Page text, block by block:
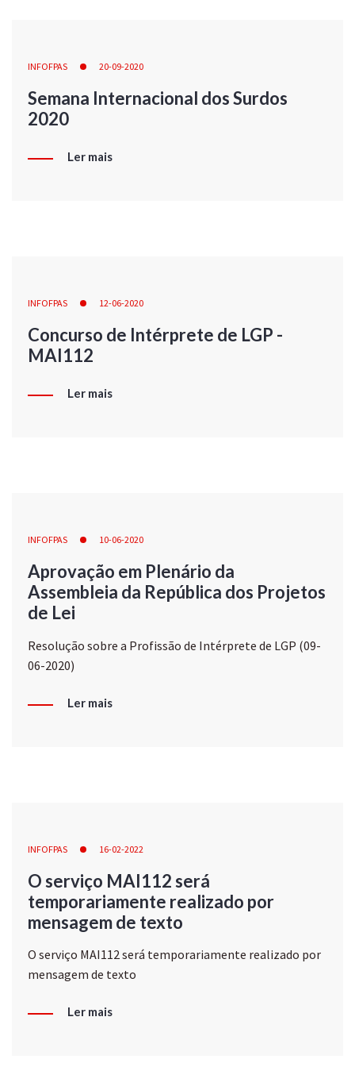
INFOFPAS 20-09-2020
Semana Internacional dos Surdos
2020
Ler mais
INFOFPAS 12-06-2020
Concurso de Intérprete de LGP -
MAI112
Ler mais
INFOFPAS 10-06-2020
Aprovação em Plenário da
Assembleia da República dos Projetos
de Lei
Resolução sobre a Profissão de Intérprete de LGP (09-
06-2020)
Ler mais
INFOFPAS 16-02-2022
O serviço MAI112 será
temporariamente realizado por
mensagem de texto
O serviço MAI112 será temporariamente realizado por
mensagem de texto
Ler mais